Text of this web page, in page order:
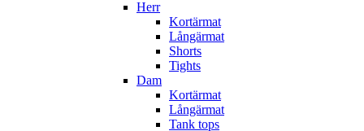
Herr
Kortärmat
Långärmat
Shorts
Tights
Dam
Kortärmat
Långärmat
Tank tops